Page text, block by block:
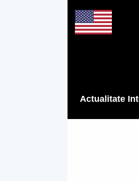
Actualitate